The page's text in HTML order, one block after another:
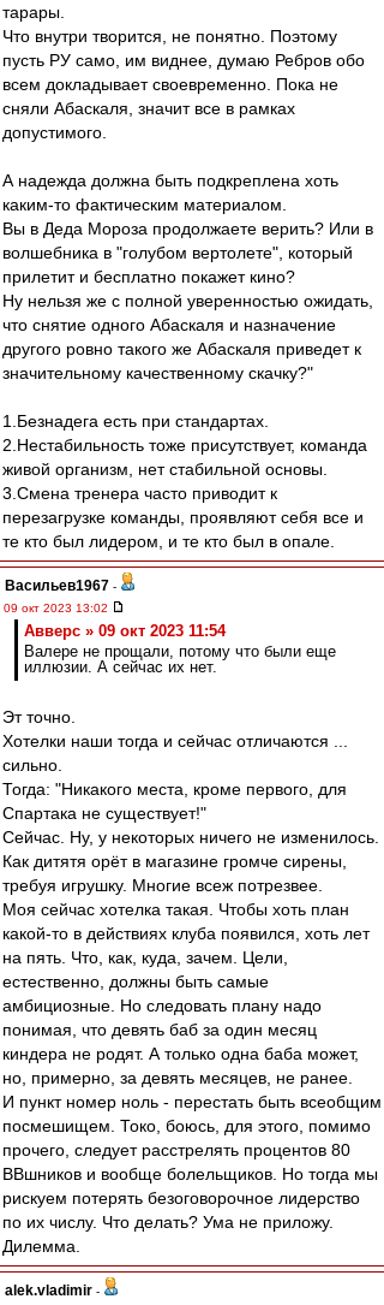
тарары.
Что внутри творится, не понятно. Поэтому
пусть РУ само, им виднее, думаю Ребров обо
всем докладывает своевременно. Пока не
сняли Абаскаля, значит все в рамках
допустимого.
А надежда должна быть подкреплена хоть
каким-то фактическим материалом.
Вы в Деда Мороза продолжаете верить? Или в
волшебника в "голубом вертолете", который
прилетит и бесплатно покажет кино?
Ну нельзя же с полной уверенностью ожидать,
что снятие одного Абаскаля и назначение
другого ровно такого же Абаскаля приведет к
значительному качественному скачку?"
1.Безнадега есть при стандартах.
2.Нестабильность тоже присутствует, команда
живой организм, нет стабильной основы.
3.Смена тренера часто приводит к
перезагрузке команды, проявляют себя все и
те кто был лидером, и те кто был в опале.
Васильев1967 -
09 окт 2023 13:02
Авверс » 09 окт 2023 11:54
Валере не прощали, потому что были еще
иллюзии. А сейчас их нет.
Эт точно.
Хотелки наши тогда и сейчас отличаются ...
сильно.
Тогда: "Никакого места, кроме первого, для
Спартака не существует!"
Сейчас. Ну, у некоторых ничего не изменилось.
Как дитятя орёт в магазине громче сирены,
требуя игрушку. Многие всеж потрезвее.
Моя сейчас хотелка такая. Чтобы хоть план
какой-то в действиях клуба появился, хоть лет
на пять. Что, как, куда, зачем. Цели,
естественно, должны быть самые
амбициозные. Но следовать плану надо
понимая, что девять баб за один месяц
киндера не родят. А только одна баба может,
но, примерно, за девять месяцев, не ранее.
И пункт номер ноль - перестать быть всеобщим
посмешищем. Токо, боюсь, для этого, помимо
прочего, следует расстрелять процентов 80
ВВшников и вообще болельщиков. Но тогда мы
рискуем потерять безоговорочное лидерство
по их числу. Что делать? Ума не приложу.
Дилемма.
alek.vladimir -